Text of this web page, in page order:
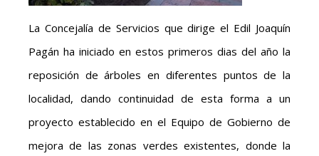
La Concejalía de Servicios que dirige el Edil Joaquín
Pagán ha iniciado en estos primeros dias del año la
reposición de árboles en diferentes puntos de la
localidad, dando continuidad de esta forma a un
proyecto establecido en el Equipo de Gobierno de
mejora de las zonas verdes existentes, donde la